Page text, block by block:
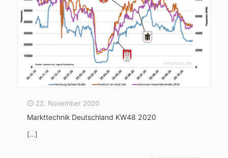
22. November 2020
Markttechnik Deutschland KW48 2020
[…]